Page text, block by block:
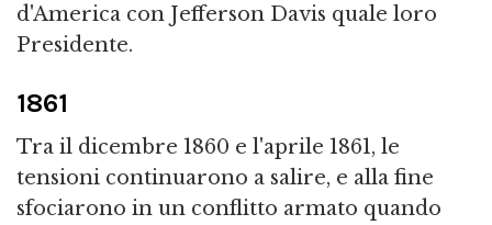
d'America con Jefferson Davis quale loro
Presidente.
1861
Tra il dicembre 1860 e l'aprile 1861, le
tensioni continuarono a salire, e alla fine
sfociarono in un conflitto armato quando